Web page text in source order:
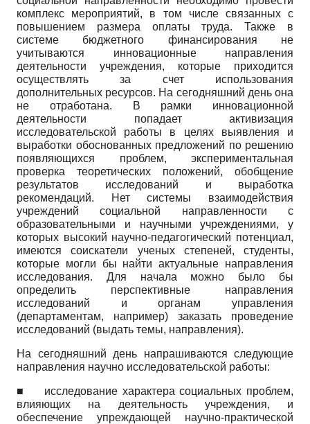
комплекс мероприятий, в том числе связанных с
повышением размера оплаты труда. Также в
системе бюджетного финансирования не
учитываются инновационные направления
деятельности учреждения, которые приходится
осуществлять за счет использования
дополнительных ресурсов. На сегодняшний день она
не отработана. В рамки инновационной
деятельности попадает активизация
исследовательской работы в целях выявления и
выработки обоснованных предложений по решению
появляющихся проблем, экспериментальная
проверка теоретических положений, обобщение
результатов исследований и выработка
рекомендаций. Нет системы взаимодействия
учреждений социальной направленности с
образовательными и научными учреждениями, у
которых высокий научно-педагогический потенциал,
имеются соискатели ученых степеней, студенты,
которые могли бы найти актуальные направления
исследования. Для начала можно было бы
определить перспективные направления
исследований и органам управления
(департаментам, например) заказать проведение
исследований (выдать темы, направления).
На сегодняшний день напрашиваются следующие
направления научно­ исследовательской работы:
■ исследование характера социальных проблем,
влияющих на деятельность учреждения, и
обеспечение упреждающей научно-практической